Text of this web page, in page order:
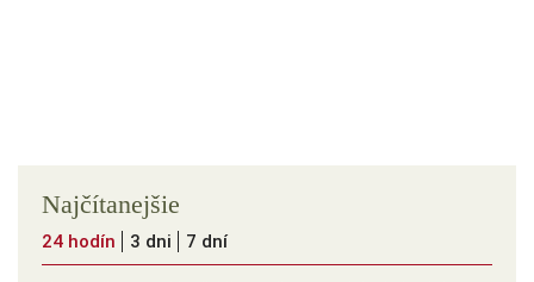
Najčítanejšie
24 hodín 3 dni 7 dní